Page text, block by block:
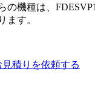
の機種は、
ます。
積りを依頼する